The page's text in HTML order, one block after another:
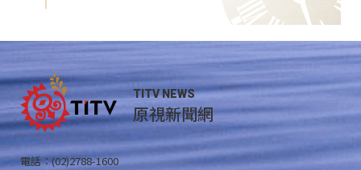
TITV NEWS
原視新聞網
電話：(02)2788-1600